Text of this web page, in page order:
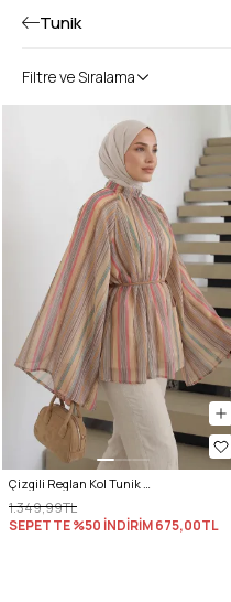
Tunik
Filtre ve Sıralama
Çizgili Reglan Kol Tunik 260203 - SARI
1.349,99TL
SEPETTE %50 İNDİRİM675,00TL